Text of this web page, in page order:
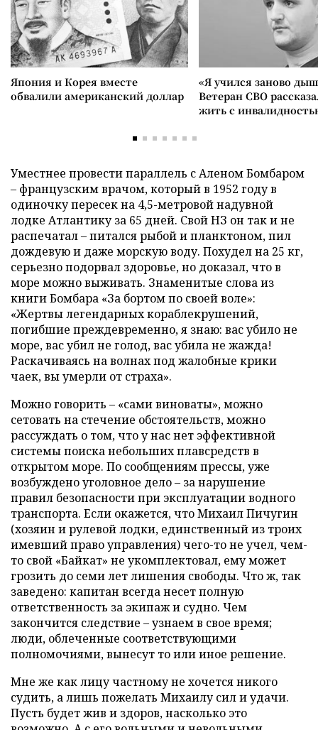
Япония и Корея вместе
обвалили американский доллар
«Я учился заново
Ветеран СВО
жить с
Уместнее провести параллель с Аленом Бомбаром
– французским врачом, который в 1952 году в
одиночку пересек на 4,5-метровой надувной
лодке Атлантику за 65 дней. Свой НЗ он так и не
распечатал – питался рыбой и планктоном, пил
дождевую и даже морскую воду. Похудел на 25 кг,
серьезно подорвал здоровье, но доказал, что в
море можно выживать. Знаменитые слова из
книги Бомбара «За бортом по своей воле»:
«Жертвы легендарных кораблекрушений,
погибшие преждевременно, я знаю: вас убило не
море, вас убил не голод, вас убила не жажда!
Раскачиваясь на волнах под жалобные крики
чаек, вы умерли от страха».
Можно говорить – «сами виноваты», можно
сетовать на стечение обстоятельств, можно
рассуждать о том, что у нас нет эффективной
системы поиска небольших плавсредств в
открытом море. По сообщениям прессы, уже
возбуждено уголовное дело – за нарушение
правил безопасности при эксплуатации водного
транспорта. Если окажется, что Михаил Пичугин
(хозяин и рулевой лодки, единственный из троих
имевший право управления) чего-то не учел, чем-
то свой «Байкат» не укомплектовал, ему может
грозить до семи лет лишения свободы. Что ж, так
заведено: капитан всегда несет полную
ответственность за экипаж и судно. Чем
закончится следствие – узнаем в свое время;
люди, облеченные соответствующими
полномочиями, вынесут то или иное решение.
Мне же как лицу частному не хочется никого
судить, а лишь пожелать Михаилу сил и удачи.
Пусть будет жив и здоров, насколько это